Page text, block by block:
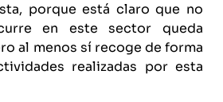
porque está claro que no
en este sector queda
al menos sí recoge de forma
realizadas por esta